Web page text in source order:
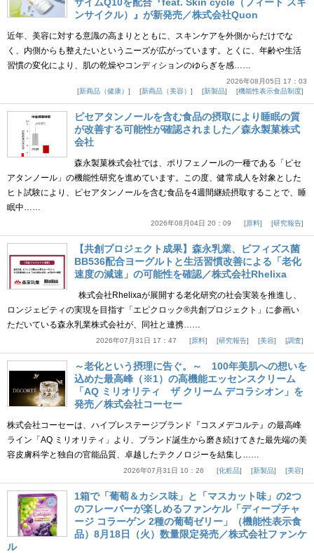
ンサイクル）』が新発売／株式会社Quon
近年、美容に対する意識の高まりとともに、スキンケアを外側からだけでな
く、内側からも整えたいというニーズが広がっています。とくに、年齢や生活
習慣の変化により、肌の乾燥やコンディションのゆらぎを感……
2026年08月05日 17：03
新商品（健康）
新商品（美容） 新製品 機能性表示食品制度
ピセアタンノールを含む食品の摂取により睡眠の質
が改善する可能性が確認されました／森永製菓株式
会社
森永製菓株式会社では、ポリフェノールの一種である「ピセ
アタンノール」の機能性研究を進めています。この度、健常成人を対象とした
ヒト試験により、ピセアタンノールを含む食品を4週間継続摂取することで、睡
眠中……
2026年08月04日 20：09 原料 研究報告
【共創プロジェクト成果】森永乳業、ビフィズス菌
BB536配合ヨーグルトと生活習慣改善による「老化
速度の減速」の可能性を確認／株式会社Rhelixa
株式会社Rhelixaが展開する老化研究の社会実装を推進し、
ロンジェビティの実現を目指す「エピクロック®共創プロジェクト」に参画い
ただいている森永乳業株式会社が、同社と連携……
2026年07月31日 17：47 原料 研究報告 美容 調査
～老化という摂理に告ぐ。～ 100年美肌への想いを
込めた最高峰（※1）の高機能エッセンスクリーム
「AQ ミリオリティ ザ クリーム デコラシオン」を
発売／株式会社コーセー
株式会社コーセーは、ハイプレステージブランド『コスメデコルテ』の最高峰
ライン「AQ ミリオリティ」より、ブランド誕生から磨き続けてきた最先端の美
容皮膚科学と独自の官能品質、卓越したテクノロジーを結集し……
2026年07月31日 10：26 化粧品 新製品 美容
1箱で「葡萄＆カシス味」と「マスカット味」の2つ
のフレーバーが楽しめるファンケル「ディープチャ
ージ コラーゲン 2種の葡萄ゼリー」（機能性表示食
品）8月18日（火）数量限定発売／株式会社ファンケ
ル